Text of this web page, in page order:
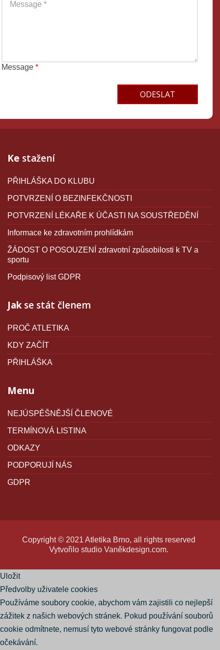
Message *
Ke stažení
PŘIHLÁŠKA DO KLUBU
POTVRZENÍ O BEZINFEKČNOSTI
POTVRZENÍ LÉKAŘE K ÚČASTI NA SOUSTŘEDĚNÍ
Informace ke zdravotním prohlídkám
ŽÁDOST O POSOUZENÍ zdravotní způsobilosti k TV a
sportu
Podpisový list GDPR
Jak se stát členem
PROČ ATLETIKA
KDY ZAČÍT
PŘIHLÁŠKA
Menu
NEJÚSPĚŠNĚJŠÍ ČLENOVÉ
TERMÍNOVÁ LISTINA
ODKAZY
PODPORUJÍ NÁS
GDPR
Copyright © 2021 Atletika Brno, all rights reserved
Vytvořilo studioVaněkdesign.com.
Uložit
Předvolby uživatele cookies
Používáme soubory cookie, abychom vám zajistili co nejlepší
zážitek z našich webových stránek. Pokud používání souborů
cookie odmítnete, nemusí tyto webové stránky fungovat podle
očekávání.